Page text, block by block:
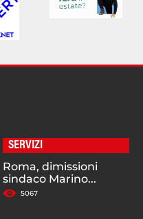
SERVIZI
Roma, dimissioni
sindaco Marino...
5067